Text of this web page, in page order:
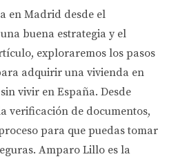
en Madrid desde el
buena estrategia y el
exploraremos los pasos
adquirir una vivienda en
vivir en España. Desde
verificación de documentos,
para que puedas tomar
Amparo Lillo es la